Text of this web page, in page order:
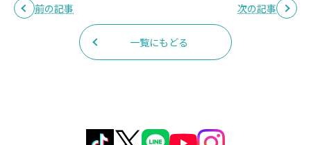
前の記事
一覧にもどる
次の記事